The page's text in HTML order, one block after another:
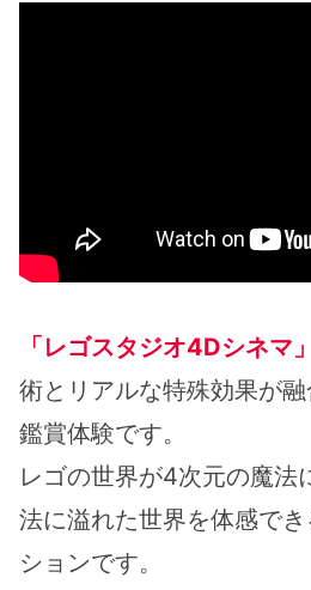
「レゴスタジオ4Dシネマ」
術とリアルな特殊効果が
鑑賞体験です。
レゴの世界が4次元の魔法
法に溢れた世界を体感で
ションです。